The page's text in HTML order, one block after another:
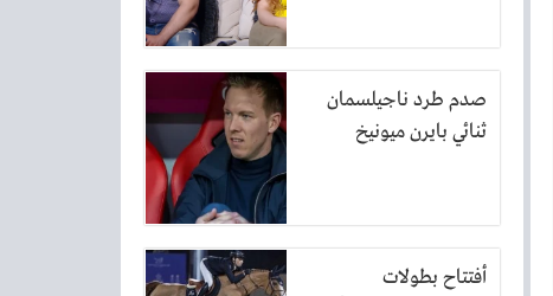
صدم طرد ناجيلسمان
ثنائي بايرن ميونيخ
أفتتاح بطولات